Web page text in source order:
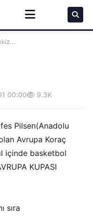
00:00 9.3K
Pilsen(Anadolu
Avrupa Koraç
içinde basketbol
KUPASI
sıra